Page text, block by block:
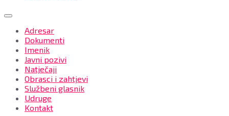
Adresar
Dokumenti
Imenik
Javni pozivi
Natječaji
Obrasci i zahtjevi
Službeni glasnik
Udruge
Kontakt